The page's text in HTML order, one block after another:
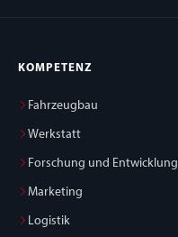
KOMPETENZ
Fahrzeugbau
Werkstatt
Forschung und Entwicklung
Marketing
Logistik